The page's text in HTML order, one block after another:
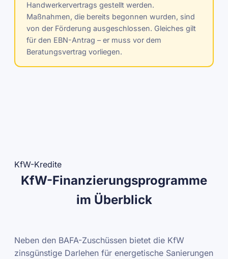
Handwerkervertrags gestellt werden.
Maßnahmen, die bereits begonnen wurden, sind
von der Förderung ausgeschlossen. Gleiches gilt
für den EBN-Antrag – er muss vor dem
Beratungsvertrag vorliegen.
KfW-Kredite
KfW-Finanzierungsprogramme
im Überblick
Neben den BAFA-Zuschüssen bietet die KfW
zinsgünstige Darlehen für energetische Sanierungen